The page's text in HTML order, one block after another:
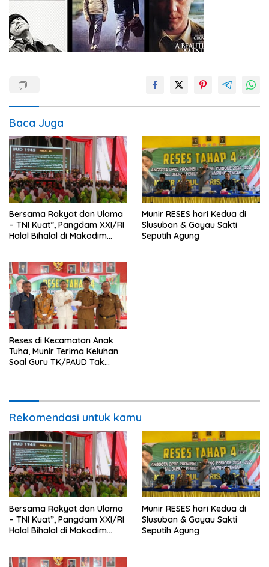
Baca Juga
Bersama Rakyat dan Ulama
– TNI Kuat”, Pangdam XXI/RI
Halal Bihalal di Makodim
Munir RESES hari Kedua di
Slusuban & Gayau Sakti
Seputih Agung
Reses di Kecamatan Anak
Tuha, Munir Terima Keluhan
Soal Guru TK/PAUD Tak
Rekomendasi untuk kamu
Bersama Rakyat dan Ulama
– TNI Kuat”, Pangdam XXI/RI
Halal Bihalal di Makodim
Munir RESES hari Kedua di
Slusuban & Gayau Sakti
Seputih Agung